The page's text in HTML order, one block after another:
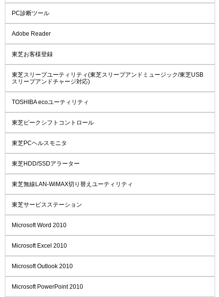
PC診断ツール
Adobe Reader
東芝お客様登録
東芝スリープユーティリティ(東芝スリープアンドミュージック/東芝USB
スリープアンドチャージ対応)
TOSHIBA ecoユーティリティ
東芝ピークシフトコントロール
東芝PCヘルスモニタ
東芝HDD/SSDアラーター
東芝無線LAN-WiMAX切り替えユーティリティ
東芝サービスステーション
Microsoft Word 2010
Microsoft Excel 2010
Microsoft Outlook 2010
Microsoft PowerPoint 2010